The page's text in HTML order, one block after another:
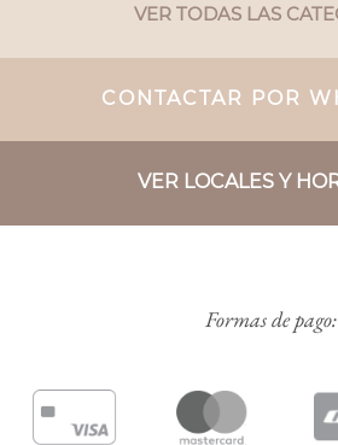
VER TODAS LAS
CONTACTAR POR
VER LOCALES Y
Formas de pago: